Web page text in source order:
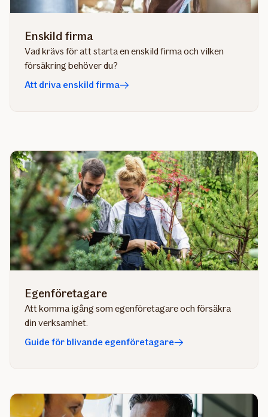
Enskild firma
Vad krävs för att starta en enskild firma och vilken
försäkring behöver du?
Att driva enskild firma
Egenföretagare
Att komma igång som egenföretagare och försäkra
din verksamhet.
Guide för blivande egenföretagare